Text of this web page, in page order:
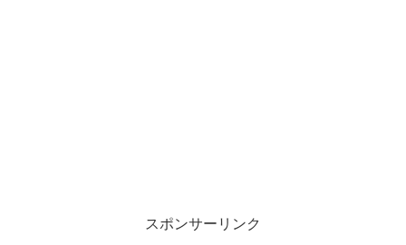
スポンサーリンク